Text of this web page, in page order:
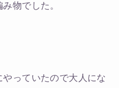
物でした。
っていたので大人にな